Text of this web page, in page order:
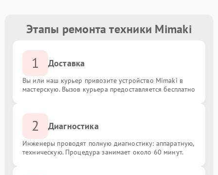
Этапы ремонта техники Mimaki
1 Доставка
Вы или наш курьер привозите устройство Mimaki в
мастерскую. Вызов курьера предоставляется бесплатно
2 Диагностика
Инженеры проводят полную диагностику: аппаратную,
техническую. Процедура занимает около 60 минут.